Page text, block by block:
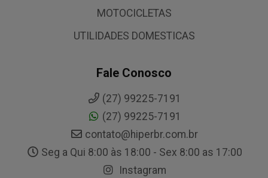
MOTOCICLETAS
UTILIDADES DOMESTICAS
Fale Conosco
(27) 99225-7191
(27) 99225-7191
contato@hiperbr.com.br
Seg a Qui 8:00 às 18:00 - Sex 8:00 as 17:00
Instagram